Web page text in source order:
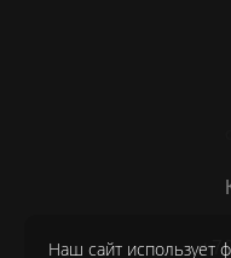
Наш сайт использует